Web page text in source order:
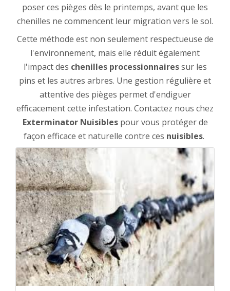
poser ces pièges dès le printemps, avant que les
chenilles ne commencent leur migration vers le sol.
Cette méthode est non seulement respectueuse de
l'environnement, mais elle réduit également
l'impact des chenilles processionnairessur les
pins et les autres arbres. Une gestion régulière et
attentive des pièges permet d'endiguer
efficacement cette infestation. Contactez nous chez
Exterminator Nuisiblespour vous protéger de
façon efficace et naturelle contre ces nuisibles.